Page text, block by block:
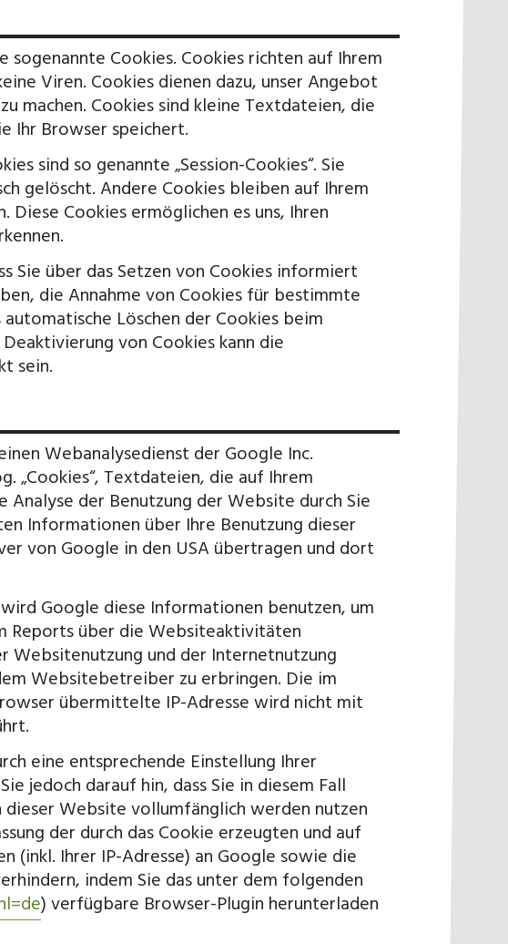
Cookies. Cookies richten auf Ihrem
Viren. Cookies dienen dazu, unser Angebot
machen. Cookies sind kleine Textdateien, die
Ihr Browser speichert.
sind so genannte „Session-Cookies“. Sie
gelöscht. Andere Cookies bleiben auf Ihrem
Diese Cookies ermöglichen es uns, Ihren
Sie über das Setzen von Cookies informiert
die Annahme von Cookies für bestimmte
Löschen der Cookies beim
von Cookies kann die
sein.
Webanalysedienst der Google Inc.
„Cookies“, Textdateien, die auf Ihrem
der Benutzung der Website durch Sie
Informationen über Ihre Benutzung dieser
von Google in den USA übertragen und dort
Google diese Informationen benutzen, um
Reports über die Websiteaktivitäten
Websitenutzung und der Internetnutzung
Websitebetreiber zu erbringen. Die im
übermittelte IP-Adresse wird nicht mit
eine entsprechende Einstellung Ihrer
jedoch darauf hin, dass Sie in diesem Fall
Website vollumfänglich werden nutzen
der durch das Cookie erzeugten und auf
(inkl. Ihrer IP-Adresse) an Google sowie die
indem Sie das unter dem folgenden
) verfügbare Browser-Plugin herunterladen